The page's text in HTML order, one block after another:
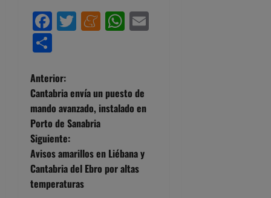
Facebook
Twitter
Meneame
WhatsApp
N
a
v
e
g
Anterior:
Cantabria envía un puesto de
mando avanzado, instalado en
Porto de Sanabria
Siguiente:
Avisos amarillos en Liébana y
Cantabria del Ebro por altas
temperaturas